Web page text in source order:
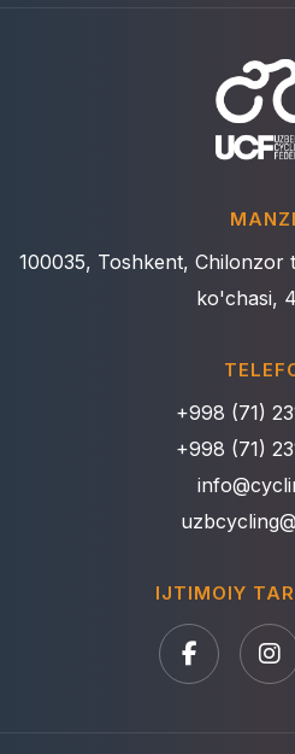
100035, Toshkent,
ko'chasi,
+998 (71)
+998 (71)
IJTIMOIY